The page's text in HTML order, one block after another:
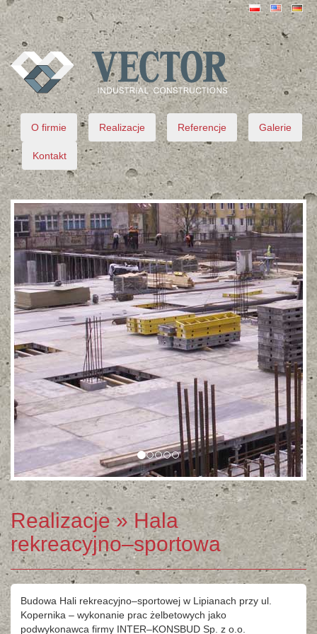
VECTOR
O firmie Realizacje Referencje Galerie
Kontakt
Realizacje» Hala
rekreacyjno–sportowa
Budowa Hali rekreacyjno–sportowej w Lipianach przy ul.
Kopernika – wykonanie prac żelbetowych jako
podwykonawca firmy INTER–KONSBUD Sp. z o.o.